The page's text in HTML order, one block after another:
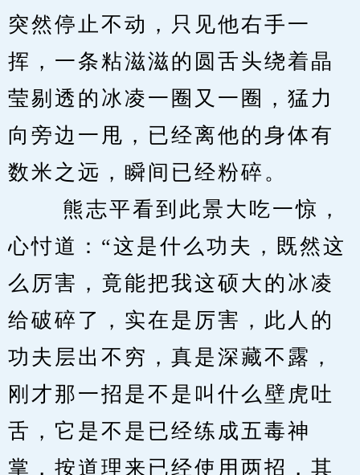
突然停止不动，只见他右手一
挥，一条粘滋滋的圆舌头绕着晶
莹剔透的冰凌一圈又一圈，猛力
向旁边一甩，已经离他的身体有
数米之远，瞬间已经粉碎。
熊志平看到此景大吃一惊，
心忖道：“这是什么功夫，既然这
么厉害，竟能把我这硕大的冰凌
给破碎了，实在是厉害，此人的
功夫层出不穷，真是深藏不露，
刚才那一招是不是叫什么壁虎吐
舌，它是不是已经练成五毒神
掌，按道理来已经使用两招，其